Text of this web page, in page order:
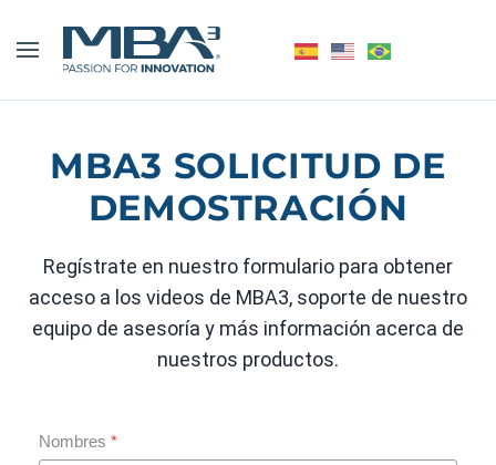
MBA3 SOLICITUD DE
DEMOSTRACIÓN
Regístrate en nuestro formulario para obtener
acceso a los videos de MBA3, soporte de nuestro
equipo de asesoría y más información acerca de
nuestros productos.
Nombres *